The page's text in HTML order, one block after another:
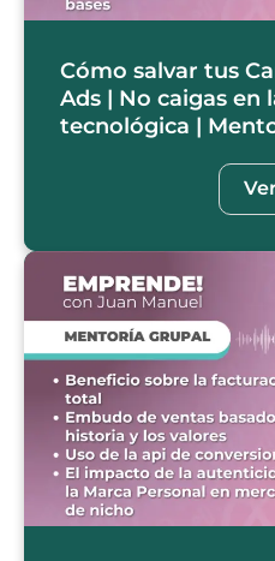
Cómo salvar tus
Ads | No caigas en
tecnológica |